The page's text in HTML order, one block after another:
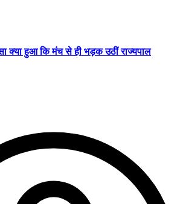
क्या हुआ कि मंच से ही भड़क उठीं राज्यपाल